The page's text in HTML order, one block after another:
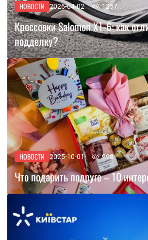
НОВОСТИ 2026-04-02 1257
Кроссовки Salomon XT-6: как
подделку?
НОВОСТИ 2025-10-01 998
Что подарить подруге – 10